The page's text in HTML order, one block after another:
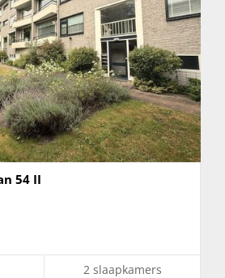
54 II
2 slaapkamers